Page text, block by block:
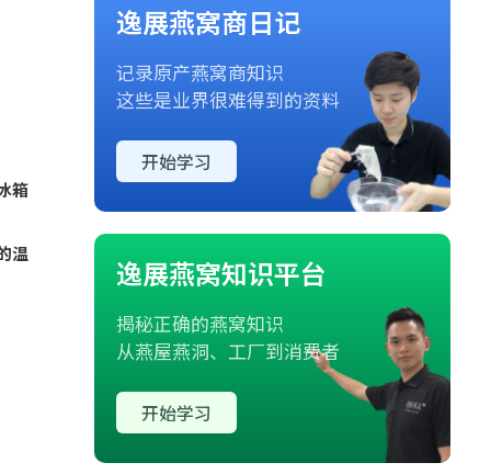
箱
温
逸展燕窝商日记
记录原产燕窝商知识
这些是业界很难得到的资料
开始学习
逸展燕窝知识平台
揭秘正确的燕窝知识
从燕屋燕洞、工厂到消费者
开始学习